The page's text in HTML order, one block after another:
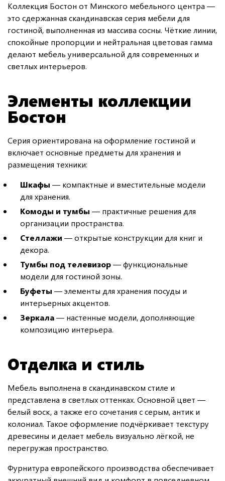
Коллекция Бостон от Минского мебельного центра —
это сдержанная скандинавская серия мебели для
гостиной, выполненная из массива сосны. Чёткие линии,
спокойные пропорции и нейтральная цветовая гамма
делают мебель универсальной для современных и
светлых интерьеров.
Элементы коллекции
Бостон
Серия ориентирована на оформление гостиной и
включает основные предметы для хранения и
размещения техники:
Шкафы — компактные и вместительные модели
для хранения.
Комоды и тумбы — практичные решения для
организации пространства.
Стеллажи — открытые конструкции для книг и
декора.
Тумбы под телевизор— функциональные
модели для гостиной зоны.
Буфеты — элементы для хранения посуды и
интерьерных акцентов.
Зеркала— настенные модели, дополняющие
композицию интерьера.
Отделка и стиль
Мебель выполнена в скандинавском стиле и
представлена в светлых оттенках. Основной цвет —
белый воск, а также его сочетания с серым, антик и
колониал. Такое оформление подчёркивает текстуру
древесины и делает мебель визуально лёгкой, не
перегружая пространство.
Фурнитура европейского производства обеспечивает